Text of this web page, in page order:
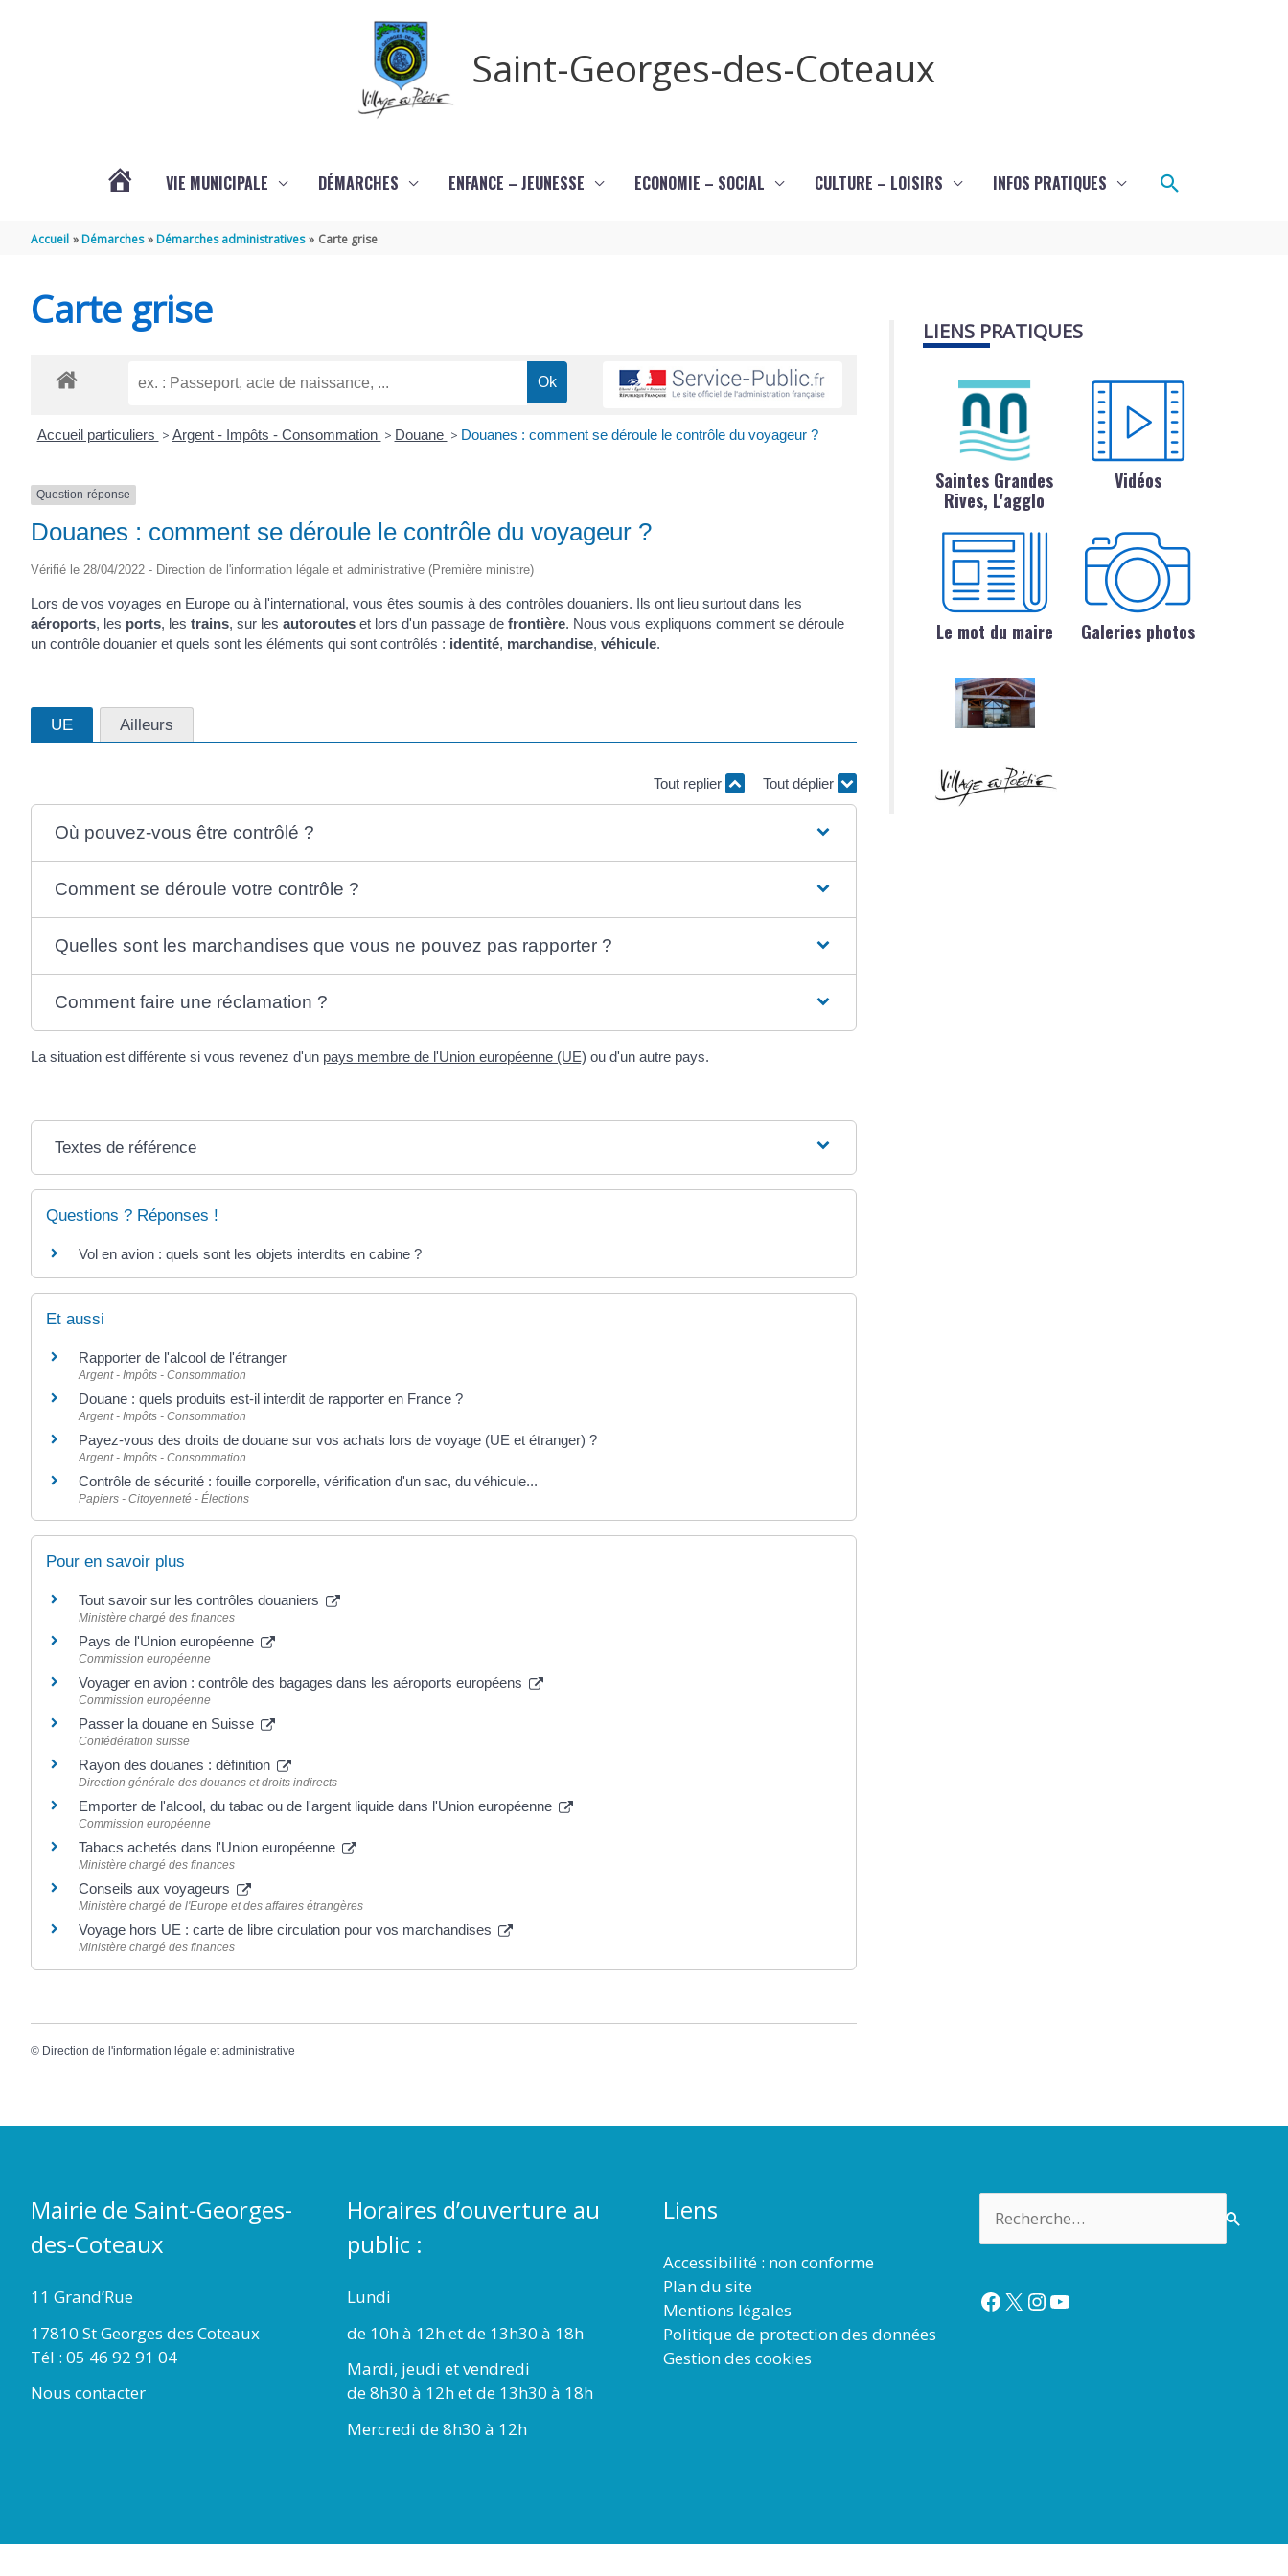
Saint-Georges-des-Coteaux
VIE MUNICIPALE DÉMARCHES ENFANCE – JEUNESSE ECONOMIE – SOCIAL CULTURE – LOISIRS INFOS PRATIQUES Rechercher
Accueil Démarches Démarches administratives Carte grise
Carte grise
Accueil particuliers > Argent - Impôts - Consommation > Douane > Douanes : comment se déroule le contrôle du voyageur ?
Question-réponse
Douanes : comment se déroule le contrôle du voyageur ?
Vérifié le 28/04/2022 - Direction de l'information légale et administrative (Première ministre)
Lors de vos voyages en Europe ou à l'international, vous êtes soumis à des contrôles douaniers. Ils ont lieu surtout dans les
aéroports, les ports, les trains, sur les autoroutes et lors d'un passage de frontière. Nous vous expliquons comment se déroule
un contrôle douanier et quels sont les éléments qui sont contrôlés : identité, marchandise, véhicule.
UE Ailleurs
Tout replier Tout déplier
Où pouvez-vous être contrôlé ?
Comment se déroule votre contrôle ?
Quelles sont les marchandises que vous ne pouvez pas rapporter ?
Comment faire une réclamation ?
La situation est différente si vous revenez d'un pays membre de l'Union européenne (UE) ou d'un autre pays.
Textes de référence
Questions ? Réponses !
Vol en avion : quels sont les objets interdits en cabine ?
Et aussi
Rapporter de l'alcool de l'étranger
Argent - Impôts - Consommation
Douane : quels produits est-il interdit de rapporter en France ?
Argent - Impôts - Consommation
Payez-vous des droits de douane sur vos achats lors de voyage (UE et étranger) ?
Argent - Impôts - Consommation
Contrôle de sécurité : fouille corporelle, vérification d'un sac, du véhicule...
Papiers - Citoyenneté - Élections
Pour en savoir plus
Tout savoir sur les contrôles douaniers
Ministère chargé des finances
Pays de l'Union européenne
Commission européenne
Voyager en avion : contrôle des bagages dans les aéroports européens
Commission européenne
Passer la douane en Suisse
Confédération suisse
Rayon des douanes : définition
Direction générale des douanes et droits indirects
Emporter de l'alcool, du tabac ou de l'argent liquide dans l'Union européenne
Commission européenne
Tabacs achetés dans l'Union européenne
Ministère chargé des finances
Conseils aux voyageurs
Ministère chargé de l'Europe et des affaires étrangères
Voyage hors UE : carte de libre circulation pour vos marchandises
Ministère chargé des finances
© Direction de l'information légale et administrative
LIENS PRATIQUES
Saintes Grandes
Rives, L'agglo
Vidéos
Le mot du maire Galeries photos
Mairie de Saint-Georges-
des-Coteaux
11 Grand’Rue
17810 St Georges des Coteaux
Tél : 05 46 92 91 04
Nous contacter
Horaires d’ouverture au
public :
Lundi
de 10h à 12h et de 13h30 à 18h
Mardi, jeudi et vendredi
de 8h30 à 12h et de 13h30 à 18h
Mercredi de 8h30 à 12h
Liens
Accessibilité : non conforme
Plan du site
Mentions légales
Politique de protection des données
Gestion des cookies
Facebook
X Instagram
YouTube